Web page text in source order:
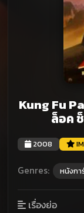
Kung Fu
ล็อค
2008
Genres: หนังก
เรื่องย่อ